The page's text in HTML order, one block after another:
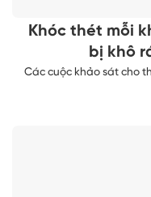
Khóc thét mỗi
bị khô
Các cuộc khảo sát cho